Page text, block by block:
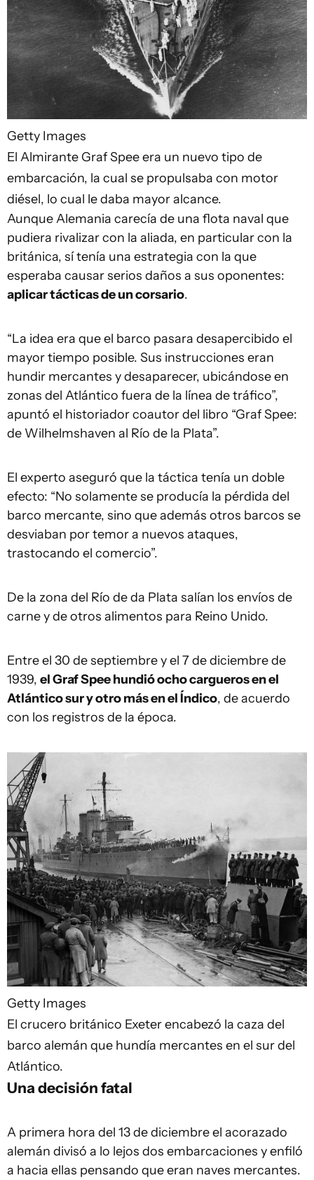
Getty Images
El Almirante Graf Spee era un nuevo tipo de
embarcación, la cual se propulsaba con motor
diésel, lo cual le daba mayor alcance.
Aunque Alemania carecía de una flota naval que
pudiera rivalizar con la aliada, en particular con la
británica, sí tenía una estrategia con la que
esperaba causar serios daños a sus oponentes:
aplicar tácticas de un corsario.
“La idea era que el barco pasara desapercibido el
mayor tiempo posible. Sus instrucciones eran
hundir mercantes y desaparecer, ubicándose en
zonas del Atlántico fuera de la línea de tráfico”,
apuntó el historiador coautor del libro “Graf Spee:
de Wilhelmshaven al Río de la Plata”.
El experto aseguró que la táctica tenía un doble
efecto: “No solamente se producía la pérdida del
barco mercante, sino que además otros barcos se
desviaban por temor a nuevos ataques,
trastocando el comercio”.
De la zona del Río de da Plata salían los envíos de
carne y de otros alimentos para Reino Unido.
Entre el 30 de septiembre y el 7 de diciembre de
1939, el Graf Spee hundió ocho cargueros en el
Atlántico sur y otro más en el Índico, de acuerdo
con los registros de la época.
Getty Images
El crucero británico Exeter encabezó la caza del
barco alemán que hundía mercantes en el sur del
Atlántico.
Una decisión fatal
A primera hora del 13 de diciembre el acorazado
alemán divisó a lo lejos dos embarcaciones y enfiló
a hacia ellas pensando que eran naves mercantes.